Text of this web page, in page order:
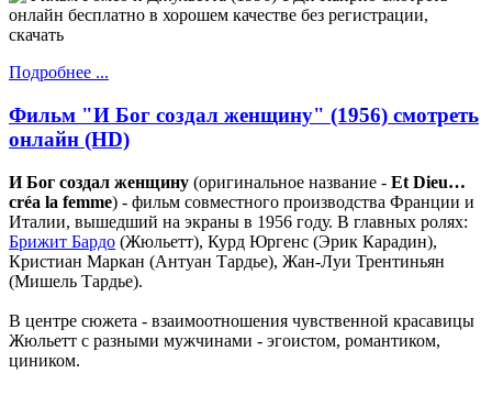
Подробнее ...
Фильм "И Бог создал женщину" (1956) смотреть
онлайн (HD)
И Бог создал женщину (оригинальное название - Et Dieu…
créa la femme) - фильм совместного производства Франции и
Италии, вышедший на экраны в 1956 году. В главных ролях:
Брижит Бардо (Жюльетт), Курд Юргенс (Эрик Карадин),
Кристиан Маркан (Антуан Тардье), Жан-Луи Трентиньян
(Мишель Тардье).
В центре сюжета - взаимоотношения чувственной красавицы
Жюльетт с разными мужчинами - эгоистом, романтиком,
циником.